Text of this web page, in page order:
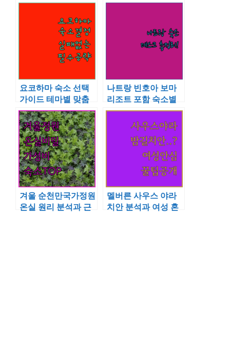
요코하마 숙소 선택
가이드 테마별 맞춤
추천 포인트와 내부
사진
나트랑 빈호아 보마
리조트 포함 숙소별
책상 환경 및 실투숙
겨울 순천만국가정원
온실 원리 분석과 근
멜버른 사우스 야라
치안 분석과 여성 혼